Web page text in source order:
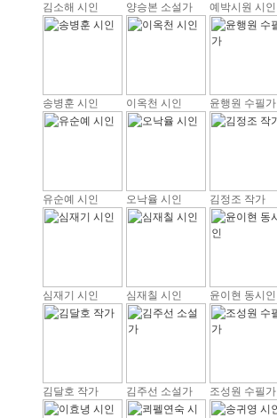
김소해 시인 양승본 소설가 예박시원 시인
송병훈 시인 이옥천 시인 윤행원 수필가
유순예 시인 오낙율 시인 김정조 작가
심재기 시인 심재칠 시인 윤이현 동시인
김달호 작가 김주선 소설가 조성원 수필가